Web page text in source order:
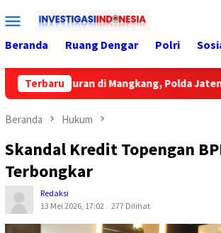
ke
konten
Menu
Mobile
Beranda Ruang Dengar Polri
Terbaru
Tawuran di Mangkang, Polda Jateng Buru 17
Beranda Hukum
Skandal Kredit Topengan
Terbongkar
Redaksi
13 Mei 2026, 17:02
277 Dilihat